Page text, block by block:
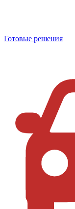
Готовые решения